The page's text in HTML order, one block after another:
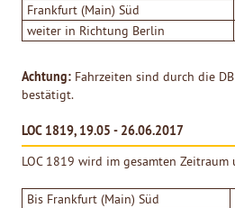
Frankfurt (Main) Süd
weiter in Richtung Berlin
Achtung: Fahrzeiten sind durch die
bestätigt.
LOC 1819, 19.05 - 26.06.2017
LOC 1819 wird im gesamten Zeitraum
Bis Frankfurt (Main) Süd